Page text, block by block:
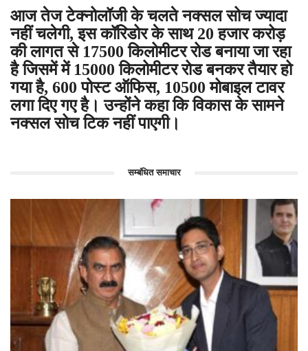
आज तेज टेक्नोलॉजी के चलते नक्सल सोच ज्यादा
नहीं चलेगी, इस कॉरिडोर के साथ 20 हजार करोड़
की लागत से 17500 किलोमीटर रोड बनाया जा रहा
है जिसमें में 15000 किलोमीटर रोड बनकर तैयार हो
गया है, 600 पोस्ट ऑफिस, 10500 मोबाइल टावर
लगा दिए गए है। उन्होंने कहा कि विकास के सामने
नक्सल सोच टिक नहीं पाएगी।
सम्बंधित समाचार